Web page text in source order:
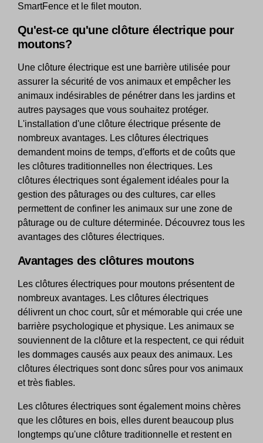
SmartFence et le filet mouton.
Qu'est-ce qu'une clôture électrique pour
moutons?
Une clôture électrique est une barrière utilisée pour
assurer la sécurité de vos animaux et empêcher les
animaux indésirables de pénétrer dans les jardins et
autres paysages que vous souhaitez protéger.
L'installation d'une clôture électrique présente de
nombreux avantages. Les clôtures électriques
demandent moins de temps, d'efforts et de coûts que
les clôtures traditionnelles non électriques. Les
clôtures électriques sont également idéales pour la
gestion des pâturages ou des cultures, car elles
permettent de confiner les animaux sur une zone de
pâturage ou de culture déterminée. Découvrez tous les
avantages des clôtures électriques.
Avantages des clôtures moutons
Les clôtures électriques pour moutons présentent de
nombreux avantages. Les clôtures électriques
délivrent un choc court, sûr et mémorable qui crée une
barrière psychologique et physique. Les animaux se
souviennent de la clôture et la respectent, ce qui réduit
les dommages causés aux peaux des animaux. Les
clôtures électriques sont donc sûres pour vos animaux
et très fiables.
Les clôtures électriques sont également moins chères
que les clôtures en bois, elles durent beaucoup plus
longtemps qu'une clôture traditionnelle et restent en